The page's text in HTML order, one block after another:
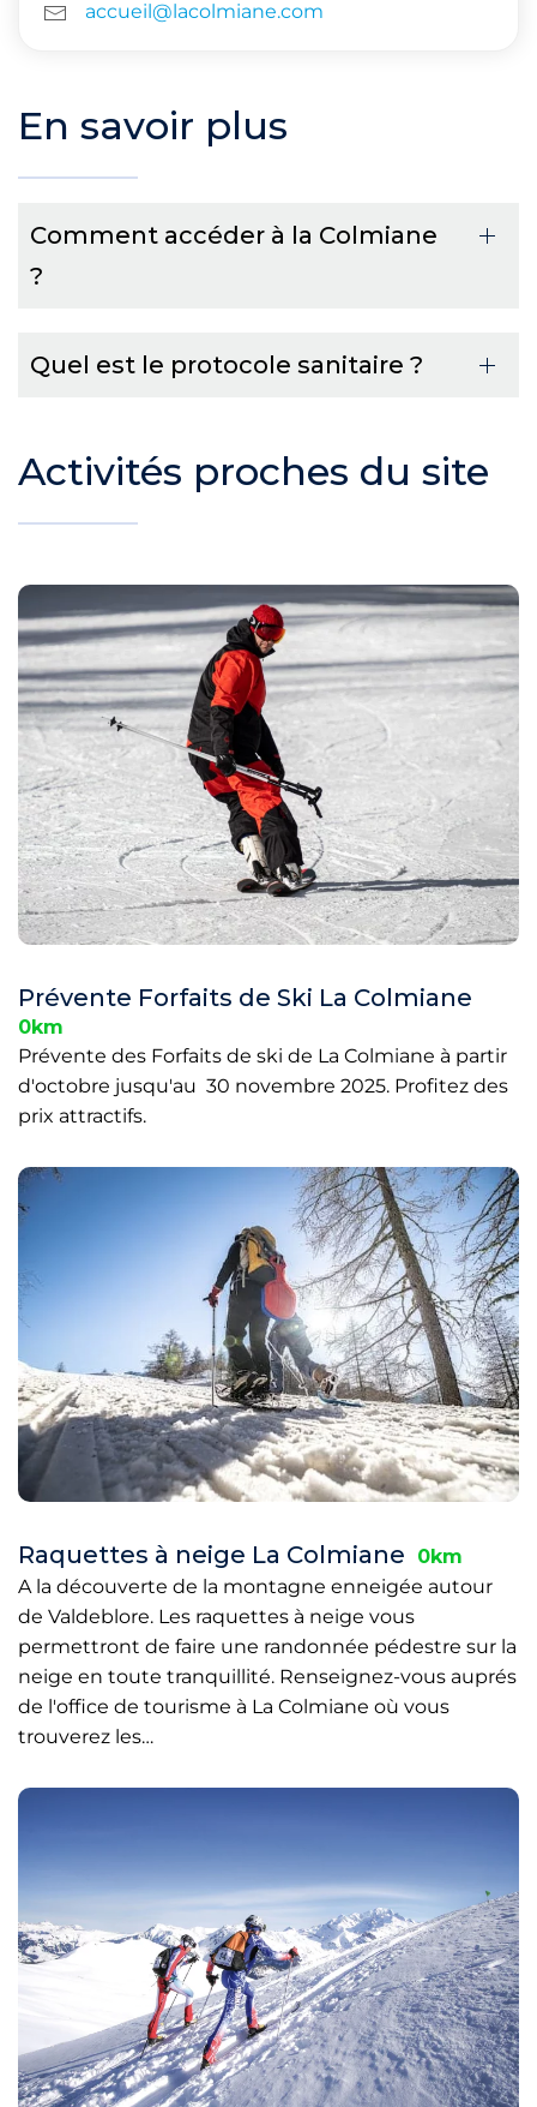
accueil@lacolmiane.com
En savoir plus
Comment accéder à la Colmiane
?
Quel est le protocole sanitaire ?
Activités proches du site
Prévente Forfaits de Ski La Colmiane
0km
Prévente des Forfaits de ski de La Colmiane à partir
d'octobre jusqu'au 30 novembre 2025. Profitez des
prix attractifs.
Raquettes à neige La Colmiane
0km
A la découverte de la montagne enneigée autour
de Valdeblore. Les raquettes à neige vous
permettront de faire une randonnée pédestre sur la
neige en toute tranquillité. Renseignez-vous auprés
de l'office de tourisme à La Colmiane où vous
trouverez les…